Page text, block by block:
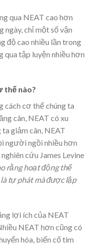
qua NEAT cao hơn
ngày, chỉ một số vận
độ cao nhiều lần trong
qua tập luyện nhiều hơn
thế nào?
cách cơ thể chúng ta
cân, NEAT có xu
giảm cân, NEAT
người ngồi nhiều hơn
cứu James Levine
rằng hoạt động thể
tự phát mà được lập
lợi ích của NEAT
NEAT hơn cũng có
hóa, biến cố tim